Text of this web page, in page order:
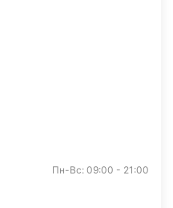
Пн-Вс: 09:00 - 21:00